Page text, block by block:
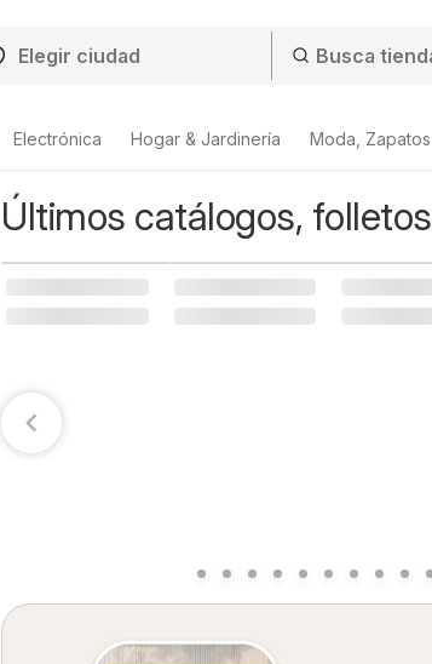
Electrónica Hogar & Jardinería Moda,
Últimos catálogos,